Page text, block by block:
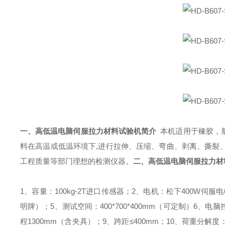
一、高低温电脑伺服拉力材料试验机简介 本机适用于橡胶，
料在高温或低温环境下,进行拉伸、压缩、弯曲、剥离、撕
工程质量等部门理想的检测仪器。 二、 高低温电脑伺服拉力
1、容量：100kg-2T进口传感器； 2、电机：松下400W伺服
明牌）； 5、测试空间：400*700*400mm（可定制）6、电脑
程1300mm（含夹具）； 9、跨距≤400mm； 10、荷重分解度